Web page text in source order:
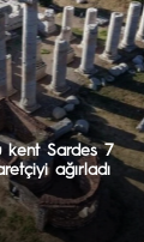
kent Sardes 7
ağırladı